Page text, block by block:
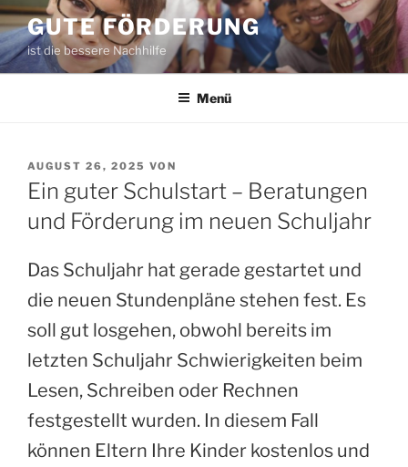
Zum
Inhalt
springen
GUTE FÖRDERUNG
ist die bessere Nachhilfe
Menü
VERÖFFENTLICHT
AM
AUGUST 26, 2025 VON
Ein guter Schulstart – Beratungen
und Förderung im neuen Schuljahr
Das Schuljahr hat gerade gestartet und
die neuen Stundenpläne stehen fest. Es
soll gut losgehen, obwohl bereits im
letzten Schuljahr Schwierigkeiten beim
Lesen, Schreiben oder Rechnen
festgestellt wurden. In diesem Fall
können Eltern Ihre Kinder kostenlos und